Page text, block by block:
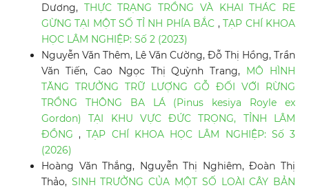
Dương, THỰC TRẠNG TRỒNG VÀ KHAI THÁC RE
GỪNG TẠI MỘT SỐ TỈ NH PHÍA BẮC ,TẠP CHÍ KHOA
HỌC LÂM NGHIỆP: Số 2 (2023)
Nguyễn Văn Thêm, Lê Văn Cường, Đỗ Thị Hồng, Trần
Văn Tiến, Cao Ngọc Thị Quỳnh Trang, MÔ HÌNH
TĂNG TRƯỞNG TRỮ LƯỢNG GỖ ĐỐI VỚI RỪNG
TRỒNG THÔNG BA LÁ (Pinus kesiya Royle ex
Gordon) TẠI KHU VỰC ĐỨC TRỌNG, TỈNH LÂM
ĐỒNG,TẠP CHÍ KHOA HỌC LÂM NGHIỆP: Số 3
(2026)
Hoàng Văn Thắng, Nguyễn Thị Nghiêm, Đoàn Thị
Thảo, SINH TRƯỞNG CỦA MỘT SỐ LOÀI CÂY BẢN